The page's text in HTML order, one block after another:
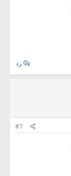
رد
#7